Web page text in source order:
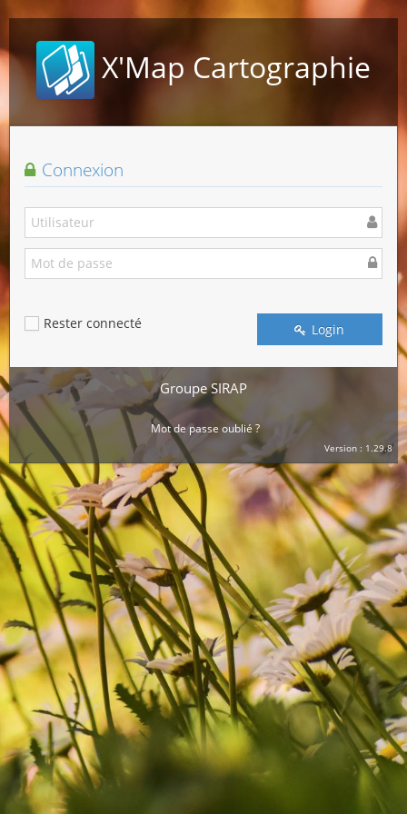
X'MapCartographie
Connexion
Rester connecté Login
Groupe SIRAP
Mot de passe oublié ?
Version : 1.29.8